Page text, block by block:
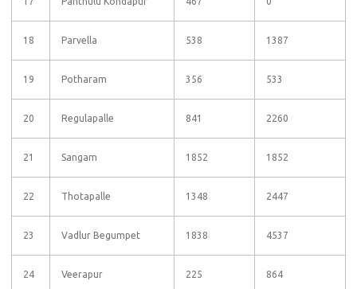
18 Parvella 538 1387
19 Potharam 356 533
20 Regulapalle 841 2260
21 Sangam 1852 1852
22 Thotapalle 1348 2447
23 Vadlur Begumpet 1838 4537
24 Veerapur 225 864